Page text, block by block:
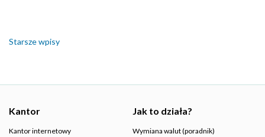
wpisach
Starsze wpisy
Kantor
Kantor internetowy
Jak to działa?
Wymiana walut (poradnik)